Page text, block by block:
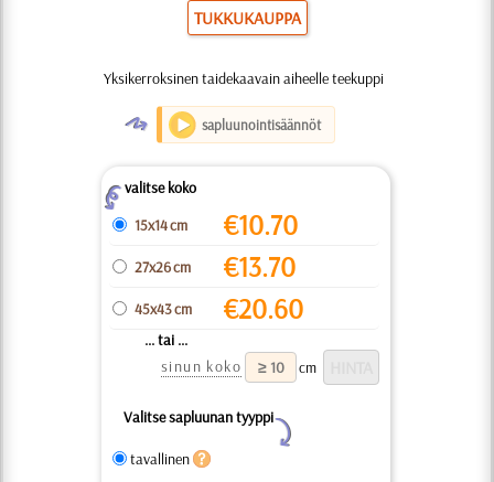
TUKKUKAUPPA
Yksikerroksinen taidekaavain aiheelle teekuppi
O sapluunointisäännöt
Zvalitse koko
15x14 cm
€10.70
27x26 cm €13.70
45x43 cm €20.60
... tai ...
sinun koko
cm
Valitse sapluunan tyyppi
Y
tavallinen